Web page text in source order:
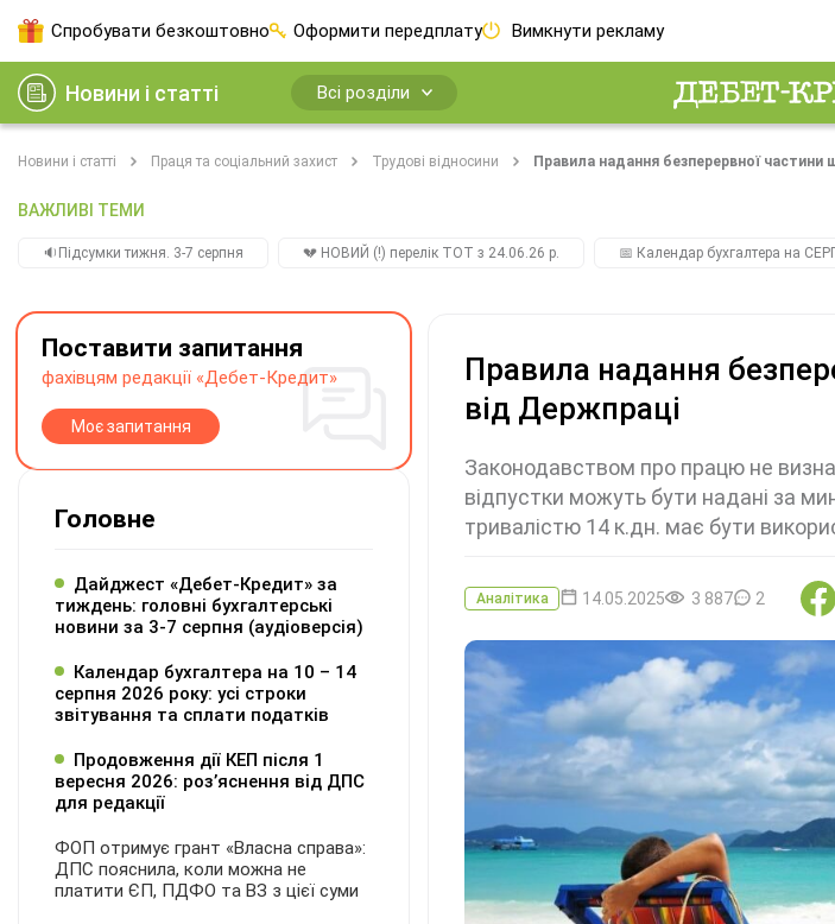
Спробувати безкоштовно Оформити передплату Вимкнути рекламу
Новини і статті Всі розділи
Новини і статті Праця та соціальний захист Трудові відносини Правила надання безперервної частини
ВАЖЛИВІ ТЕМИ
🔉Підсумки тижня. 3-7 серпня 💔 НОВИЙ (!) перелік ТОТ з 24.06.26 р. 📅 Календар бухгалтера на
Правила надання
від Держпраці
Законодавством про працю не
відпустки можуть бути надані за
тривалістю 14 к.дн. має бути
Аналітика 14.05.2025 3 887 2
Поставити запитання
фахівцям редакції «Дебет-Кредит»
Моє запитання
Головне
Дайджест «Дебет-Кредит» за
тиждень: головні бухгалтерські
новини за 3-7 серпня (аудіоверсія)
Календар бухгалтера на 10 – 14
серпня 2026 року: усі строки
звітування та сплати податків
Продовження дії КЕП після 1
вересня 2026: розʼяснення від ДПС
для редакції
ФОП отримує грант «Власна справа»:
ДПС пояснила, коли можна не
платити ЄП, ПДФО та ВЗ з цієї суми